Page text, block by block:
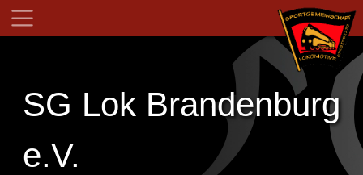
SG Lok Brandenburg
e.V.